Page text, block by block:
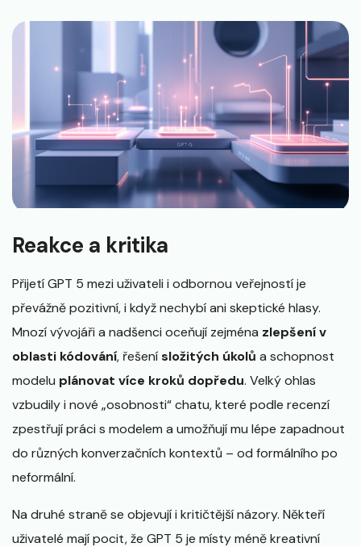
Reakce a kritika
Přijetí GPT 5 mezi uživateli i odbornou veřejností je
převážně pozitivní, i když nechybí ani skeptické hlasy.
Mnozí vývojáři a nadšenci oceňují zejména zlepšení v
oblasti kódování, řešenísložitých úkolů a schopnost
modelu plánovat více kroků dopředu. Velký ohlas
vzbudily i nové „osobnosti“ chatu, které podle recenzí
zpestřují práci s modelem a umožňují mu lépe zapadnout
do různých konverzačních kontextů – od formálního po
neformální.
Na druhé straně se objevují i kritičtější názory. Někteří
uživatelé mají pocit, že GPT 5 je místy méně kreativní